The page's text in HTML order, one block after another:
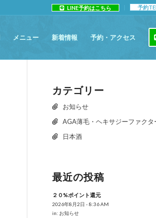
LINE予約はこちら 予約
メニュー 新着情報 予約・アクセス
カテゴリー
お知らせ
AGA薄毛・ヘキサジーファクタ
日本酒
最近の投稿
２０%ポイント還元
2026年8月2日 - 8:36 AM
in: お知らせ